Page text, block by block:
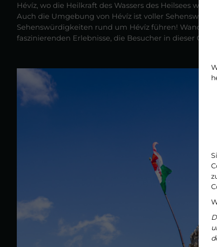
Hévíz, wo die Heilkraft des Wassers des Heilsees
Auch die Umgebung von Hévíz ist voller
Sehenswürdigkeiten rund um Hévíz führen!
faszinierenden Erlebnisse, die Besucher in dieser